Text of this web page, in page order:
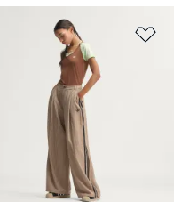
på önskelistan